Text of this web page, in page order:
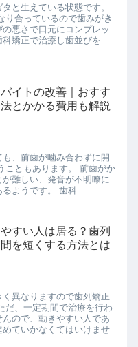
と生えている状態です。
り合っているので歯みがき
悪さで口元にコンプレッ
矯正で治療し歯並びを
イトの改善｜おすす
とかかる費用も解説
、前歯が噛み合わずに開
こともあります。 前歯がか
難しい、発音が不明瞭に
ようです。 歯科...
すい人は居る？歯列
を短くする方法とは
異なりますので歯列矯正
だ、一定期間で治療を行わ
ので、動きやすい人であ
ていかなくてはいけませ